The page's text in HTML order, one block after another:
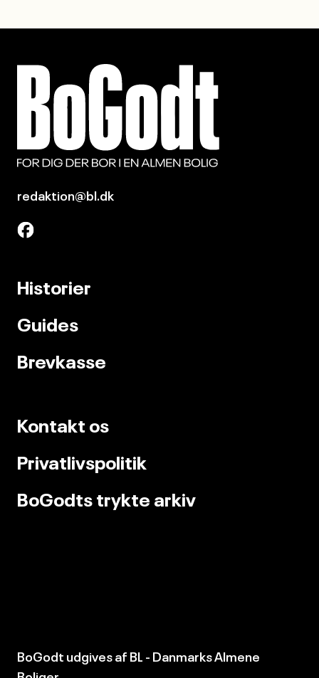
redaktion@bl.dk
Historier
Guides
Brevkasse
Kontakt os
Privatlivspolitik
BoGodts trykte arkiv
BoGodt udgives afBL - Danmarks Almene